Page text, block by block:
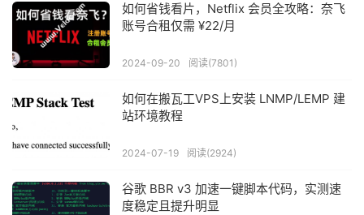
如何省钱看片，Netflix 会员全攻略：奈飞
账号合租仅需 ¥22/月
2024-09-20 阅读(7801)
如何在搬瓦工VPS上安装 LNMP/LEMP 建
站环境教程
2024-07-19 阅读(2924)
谷歌 BBR v3 加速一键脚本代码，实测速
度稳定且提升明显